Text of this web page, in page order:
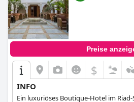
Insgesamt wird das
entspannende Atmosphäre, das
Personal, die ausgezeichnete
Strand sehr geschätzt, was es zu
ruhigen Urlaub macht.
Preise
$
INFO
Ein luxuriöses Boutique-Hotel im